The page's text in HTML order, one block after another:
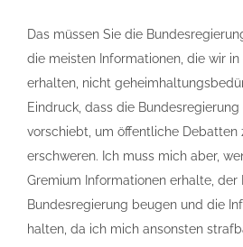
Das müssen Sie die
die meisten Informationen, die wir
erhalten, nicht
Eindruck, dass die
vorschiebt, um öffentliche Debatten
erschweren. Ich muss mich aber,
Gremium Informationen erhalte, der
Bundesregierung beugen und die
halten, da ich mich ansonsten